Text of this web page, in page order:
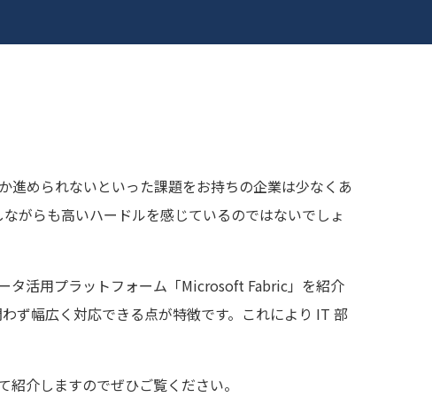
められないといった課題をお持ちの企業は少なくあ
がらも高いハードルを感じているのではないでしょ
タ活用プラットフォーム「Microsoft Fabric」を紹介
ず幅広く対応できる点が特徴です。これにより IT 部
介しますのでぜひご覧ください。